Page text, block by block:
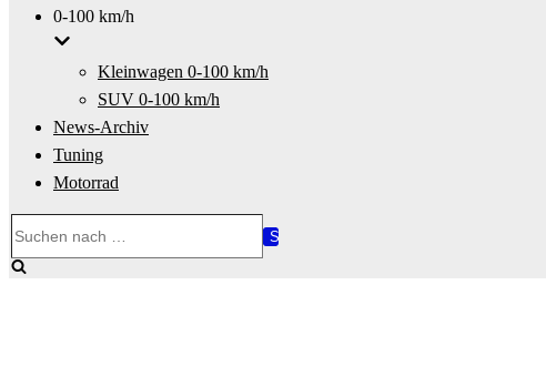
0-100 km/h
Kleinwagen 0-100 km/h
SUV 0-100 km/h
News-Archiv
Tuning
Motorrad
nach …